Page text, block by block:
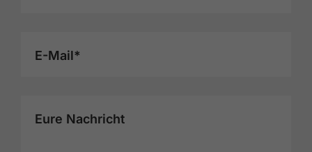
E-Mail*
Eure Nachricht